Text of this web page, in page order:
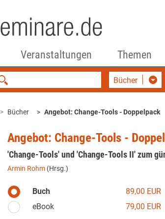
Veranstaltungen Themen
Bücher
Bücher Angebot: Change-Tools - Doppelpack
Angebot: Change-Tools -
'Change-Tools' und 'Change-Tools II' zum
Armin Rohm (Hrsg.)
Buch 89,00 EUR
eBook
79,00 EUR